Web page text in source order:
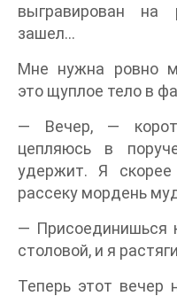
выгравирован на
зашел…
Мне нужна ровно
это щуплое тело в
— Вечер, —
цепляюсь в
удержит. Я
рассеку мордень
— Присоединишься
столовой, и я
Теперь этот